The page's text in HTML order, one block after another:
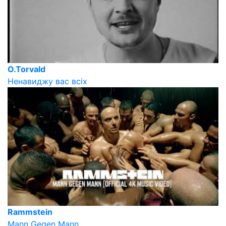
O.Torvald
Ненавиджу вас всіх
Rammstein
Mann Gegen Mann